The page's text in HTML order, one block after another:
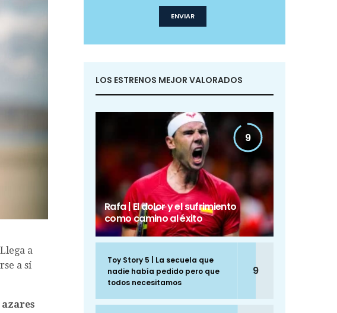
a
a sí
LOS ESTRENOS MEJOR VALORADOS
9
Rafa | El dolor y el sufrimiento
como camino al éxito
Toy Story 5 | La secuela que
nadie había pedido pero que
todos necesitamos
9